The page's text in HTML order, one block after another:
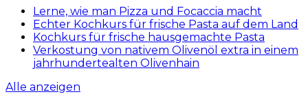
Lerne, wie man Pizza und Focaccia macht
Echter Kochkurs für frische Pasta auf dem Land
Kochkurs für frische hausgemachte Pasta
Verkostung von nativem Olivenöl extra in einem
jahrhundertealten Olivenhain
Alle anzeigen